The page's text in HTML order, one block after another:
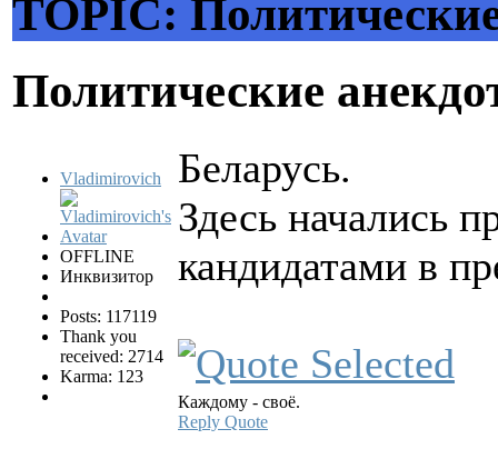
TOPIC:
Политические
Vladimirovich
OFFLINE
Инквизитор
Posts: 117119
Thank you
received: 2714
Karma: 123
Беларусь.
Здесь начались
кандидатами в
Каждому - своё.
Reply Quote